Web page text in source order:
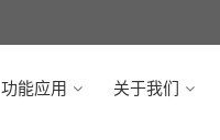
功能应用 关于我们